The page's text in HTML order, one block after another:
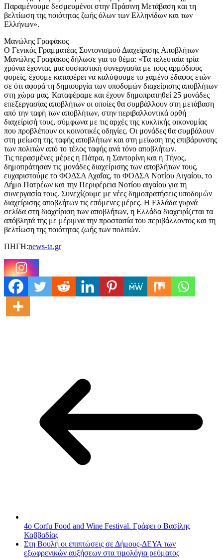
Παραμένουμε δεσμευμένοι στην Πράσινη Μετάβαση και τη
βελτίωση της ποιότητας ζωής όλων των Ελληνίδων και των
Ελλήνων».
Μανώλης Γραφάκος
Ο Γενικός Γραμματέας Συντονισμού Διαχείρισης Αποβλήτων
Μανώλης Γραφάκος δήλωσε για το θέμα: «Τα τελευταία τρία
χρόνια έχοντας μια ουσιαστική συνεργασία με τους αρμόδιους
φορείς, έχουμε καταφέρει να καλύψουμε το χαμένο έδαφος ετών
σε ότι αφορά τη δημιουργία των υποδομών διαχείρισης αποβλήτων
στη χώρα μας. Καταφέραμε και έχουν δημοπρατηθεί 25 μονάδες
επεξεργασίας αποβλήτων οι οποίες θα συμβάλλουν στη μετάβαση
από την ταφή των αποβλήτων, στην περιβαλλοντικά ορθή
διαχείρισή τους, σύμφωνα με τις αρχές της κυκλικής οικονομίας
που προβλέπουν οι κοινοτικές οδηγίες. Οι μονάδες θα συμβάλουν
στη μείωση της ταφής αποβλήτων και στη μείωση της επιβάρυνσης
των πολιτών από το τέλος ταφής ανά τόνο αποβλήτων.
Τις περασμένες μέρες η Πάτρα, η Σαντορίνη και η Τήνος,
δημοπράτησαν τις μονάδες διαχείρισης των αποβλήτων τους,
ευχαριστούμε το ΦΟΔΣΑ Αχαΐας, το ΦΟΔΣΑ Νοτίου Αιγαίου, το
Δήμο Πατρέων και την Περιφέρεια Νοτίου αιγαίου για τη
συνεργασία τους. Συνεχίζουμε με νέες δημοπρατήσεις υποδομών
διαχείρισης αποβλήτων τις επόμενες μέρες. Η Ελλάδα γυρνά
σελίδα στη διαχείριση των αποβλήτων, η Ελλάδα διαχειρίζεται τα
απόβλητά της με μέριμνα την προστασία του περιβάλλοντος και τη
βελτίωση της ποιότητας ζωής των πολιτών.
ΠΗΓΗ:news-ta.gr
4o Corfu Food and Wine Festival. Γράφει ο Βασίλης
Καββαδίας
Στη Βουλή οι επιπτώσεις σε Δήμους-ΔΕΥΑ των
εξωφρενικών αυξήσεων στα τιμολόγια ρεύματος